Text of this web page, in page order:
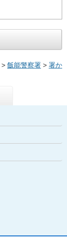
> 飯能警察署 > 署か